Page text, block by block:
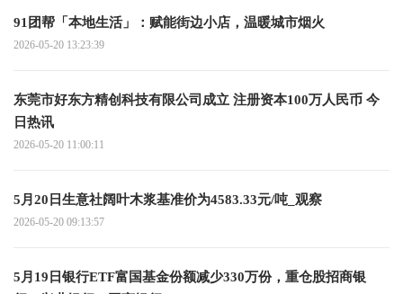
91团帮「本地生活」：赋能街边小店，温暖城市烟火
2026-05-20 13:23:39
东莞市好东方精创科技有限公司成立 注册资本100万人民币 今
日热讯
2026-05-20 11:00:11
5月20日生意社阔叶木浆基准价为4583.33元/吨_观察
2026-05-20 09:13:57
5月19日银行ETF富国基金份额减少330万份，重仓股招商银